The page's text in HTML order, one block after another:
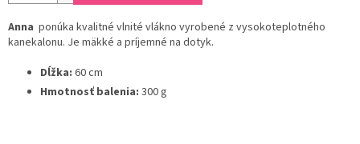
Anna ponúka kvalitné vlnité vlákno vyrobené z vysokoteplotného
kanekalonu. Je mäkké a príjemné na dotyk.
Dĺžka: 60 cm
Hmotnosť balenia: 300 g